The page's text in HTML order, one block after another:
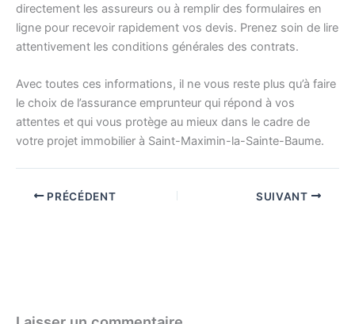
directement les assureurs ou à remplir des formulaires en
ligne pour recevoir rapidement vos devis. Prenez soin de lire
attentivement les conditions générales des contrats.
Avec toutes ces informations, il ne vous reste plus qu’à faire
le choix de l’assurance emprunteur qui répond à vos
attentes et qui vous protège au mieux dans le cadre de
votre projet immobilier à Saint-Maximin-la-Sainte-Baume.
PRÉCÉDENT SUIVANT